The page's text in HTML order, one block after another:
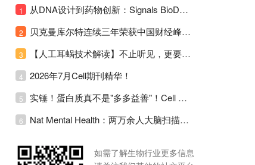
1 从DNA设计到药物创新：Signals BioDesign如何重塑分子生物学研发生态！
2 贝克曼库尔特连续三年荣获中国财经峰会三项大奖！
3 【人工耳蜗技术解读】不止听见，更要听见未来 ---- 智能耳蜗，开启人工耳蜗技术新纪元！
4 2026年7月Cell期刊精华！
5 实锤！蛋白质真不是"多多益善"！Cell Press Blue：适度限蛋白，反而拉长健康寿命！
6 Nat Mental Health：两万余人大脑扫描刷新抑郁脑科学认知！抑郁不只是情绪病，视觉、运动脑区同步受损！
如需了解生物行业更多信息